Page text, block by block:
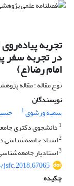
تجربه
در تجربه سفر
امام رضا(ع)
نوع مقاله : مقاله
نویسندگان
سمیه ورشوی1
1 دانشجوی دکتری
2استاد جامعه‌شناسی
3استادیار
jsfc.2018.67065
چکیده